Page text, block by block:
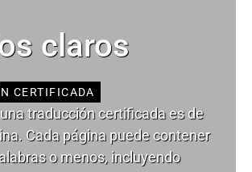
claros
CERTIFICADA
traducción certificada es de
Cada página puede contener
o menos, incluyendo